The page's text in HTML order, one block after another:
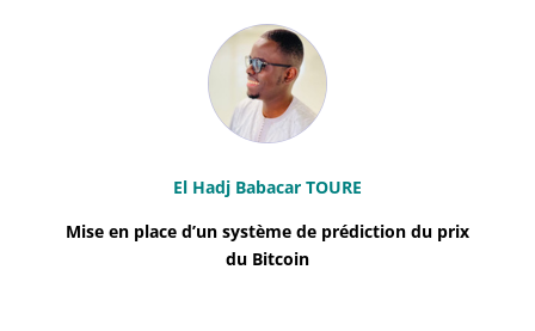
El Hadj Babacar TOURE
Mise en place d’un système de prédiction du prix
du Bitcoin